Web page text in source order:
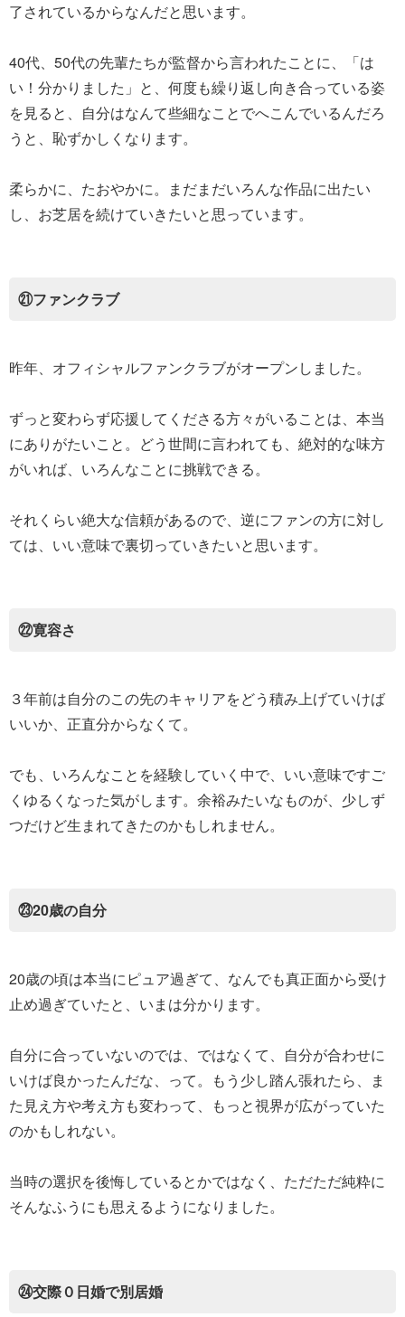
了されているからなんだと思います。
40代、50代の先輩たちが監督から言われたことに、「は
い！分かりました」と、何度も繰り返し向き合っている姿
を見ると、自分はなんて些細なことでへこんでいるんだろ
うと、恥ずかしくなります。
柔らかに、たおやかに。まだまだいろんな作品に出たい
し、お芝居を続けていきたいと思っています。
㉑ファンクラブ
昨年、オフィシャルファンクラブがオープンしました。
ずっと変わらず応援してくださる方々がいることは、本当
にありがたいこと。どう世間に言われても、絶対的な味方
がいれば、いろんなことに挑戦できる。
それくらい絶大な信頼があるので、逆にファンの方に対し
ては、いい意味で裏切っていきたいと思います。
㉒寛容さ
３年前は自分のこの先のキャリアをどう積み上げていけば
いいか、正直分からなくて。
でも、いろんなことを経験していく中で、いい意味ですご
くゆるくなった気がします。余裕みたいなものが、少しず
つだけど生まれてきたのかもしれません。
㉓20歳の自分
20歳の頃は本当にピュア過ぎて、なんでも真正面から受け
止め過ぎていたと、いまは分かります。
自分に合っていないのでは、ではなくて、自分が合わせに
いけば良かったんだな、って。もう少し踏ん張れたら、ま
た見え方や考え方も変わって、もっと視界が広がっていた
のかもしれない。
当時の選択を後悔しているとかではなく、ただただ純粋に
そんなふうにも思えるようになりました。
㉔交際０日婚で別居婚